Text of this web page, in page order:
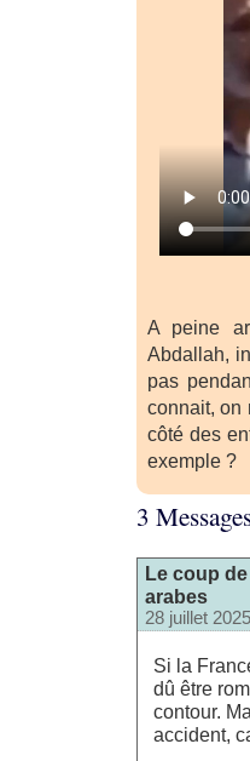
A peine
Abdallah,
pas
connait, on
côté des
exemple ?
3
Le coup
arabes
28 juillet
Si la
dû être
contour.
accident,